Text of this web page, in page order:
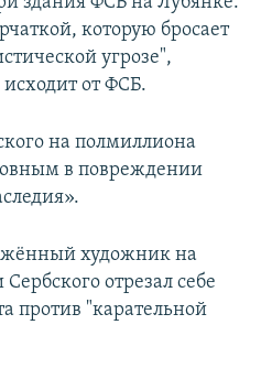
которую бросает
угрозе",
от ФСБ.
на полмиллиона
в повреждении
художник на
отрезал себе
против "карательной